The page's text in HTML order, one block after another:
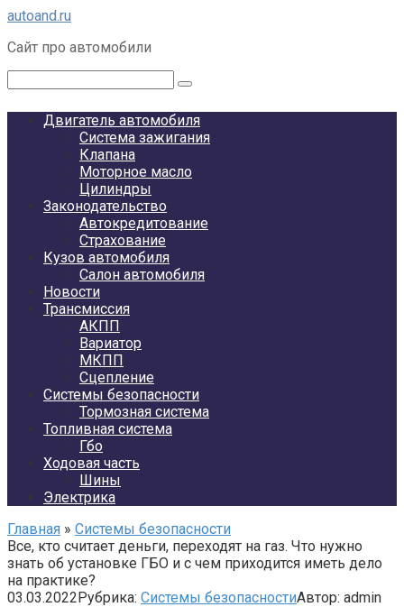
Перейти
контенту
autoand.ru
Сайт про автомобили
Двигатель автомобиля
Система зажигания
Клапана
Моторное масло
Цилиндры
Законодательство
Автокредитование
Страхование
Кузов автомобиля
Салон автомобиля
Новости
Трансмиссия
АКПП
Вариатор
МКПП
Сцепление
Системы безопасности
Тормозная система
Топливная система
Гбо
Ходовая часть
Шины
Электрика
Главная » Системы безопасности
Все, кто считает деньги, переходят на газ. Что нужно
знать об установке ГБО и с чем приходится иметь дело
на практике?
03.03.2022Рубрика: Системы безопасностиАвтор: admin